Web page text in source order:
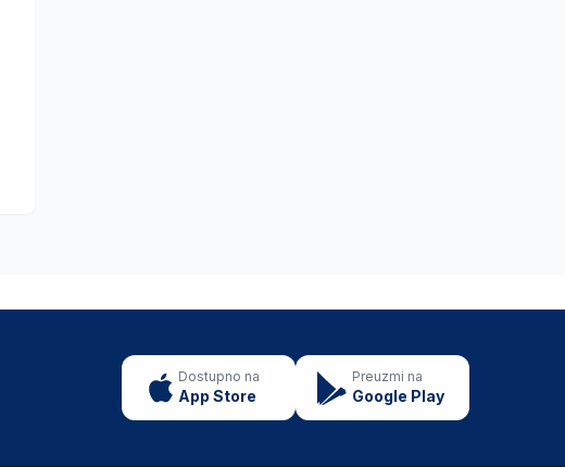
Dostupno na
App Store
Preuzmi na
Google Play